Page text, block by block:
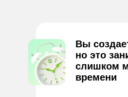
Вы
но это
слишком
времени